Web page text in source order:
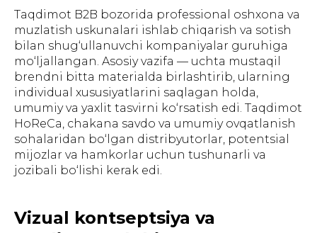
Taqdimot B2B bozorida professional oshxona va
muzlatish uskunalari ishlab chiqarish va sotish
bilan shug‘ullanuvchi kompaniyalar guruhiga
mo‘ljallangan. Asosiy vazifa — uchta mustaqil
brendni bitta materialda birlashtirib, ularning
individual xususiyatlarini saqlagan holda,
umumiy va yaxlit tasvirni ko‘rsatish edi. Taqdimot
HoReCa, chakana savdo va umumiy ovqatlanish
sohalaridan bo‘lgan distribyutorlar, potentsial
mijozlar va hamkorlar uchun tushunarli va
jozibali bo‘lishi kerak edi.
Vizual kontseptsiya va